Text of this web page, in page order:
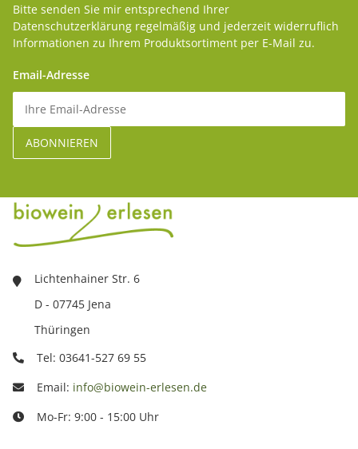
Bitte senden Sie mir entsprechend Ihrer
Datenschutzerklärung regelmäßig und jederzeit widerruflich
Informationen zu Ihrem Produktsortiment per E-Mail zu.
Email-Adresse
Lichtenhainer Str. 6
D - 07745 Jena
Thüringen
Tel: 03641-527 69 55
Email: info@biowein-erlesen.de
Mo-Fr: 9:00 - 15:00 Uhr